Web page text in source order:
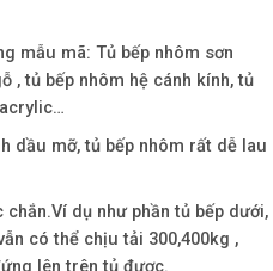
mẫu mã: Tủ bếp nhôm sơn
, tủ bếp nhôm hệ cánh kính, tủ
dầu mỡ, tủ bếp nhôm rất dễ lau
dụ như phần tủ bếp dưới,
có thể chịu tải 300,400kg ,
lên trên tủ được.